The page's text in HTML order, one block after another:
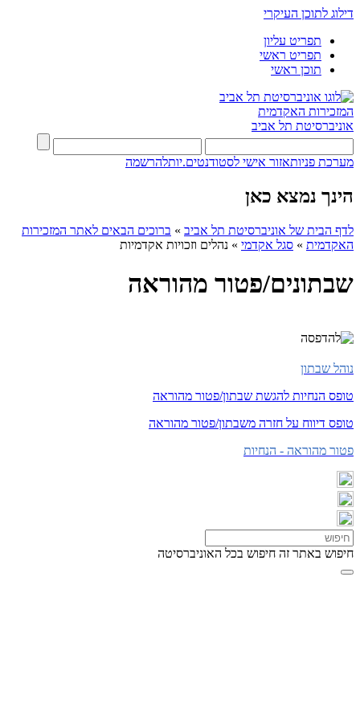
דילוג לתוכן העיקרי
תפריט עליון
תפריט ראשי
תוכן ראשי
המזכירות האקדמית
אוניברסיטת תל אביב
מערכת פניותאזור אישי לסטודנטים.יותלהרשמה
הינך נמצא כאן
לדף הבית של אוניברסיטת תל אביב » ברוכים הבאים לאתר המזכירות
האקדמית » סגל אקדמי » נהלים וזכויות אקדמיות
שבתונים/פטור מהוראה
נוהל שבתון
טופס הנחיות להגשת שבתון/פטור מהוראה
טופס דיווח על חזרה משבתון/פטור מהוראה
פטור מהוראה - הנחיות
חיפוש באתר זה חיפוש בכל האוניברסיטה